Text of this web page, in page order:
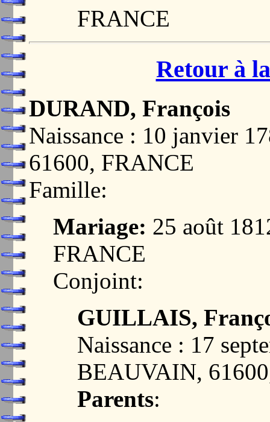
FRANCE
Retour à
DURAND, François
Naissance : 10 janvier
61600, FRANCE
Famille:
Mariage: 25 août
FRANCE
Conjoint:
GUILLAIS,
Naissance : 17
BEAUVAIN,
Parents: